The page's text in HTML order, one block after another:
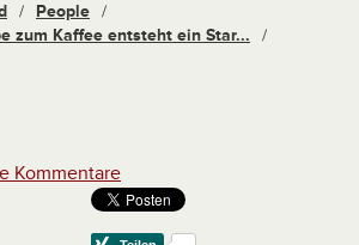
/ People /
zum Kaffee entsteht ein Star...
/
Kommentare